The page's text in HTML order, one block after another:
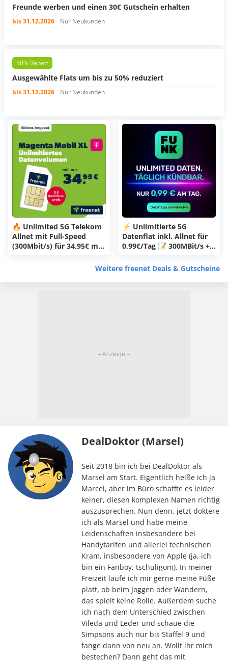
Freunde werben und einen 30€ Gutschein erhalten
bis 31.12.2026 Nur Neukunden
50% Rabatt
Ausgewählte Flats um bis zu 50% reduziert
bis 31.12.2026 Nur Neukunden
🔥 Unlimited 5G Telekom
Allnet mit Full-Speed
(300Mbit/s) für 34,95€ mtl.
(Telekom MagentaMobil
⚡️ Unlimitierte 5G
Datenflat inkl. Allnet für
0,99€/Tag 📝 300MBit/s +
(freenet FUNK im o2-Netz)
Weitere freenet Deals & Gutscheine
DealDoktor (Marsel)
Seit 2018 bin ich bei DealDoktor als
Marsel am Start. Eigentlich heiße ich ja
Marcel, aber im Büro schaffte es leider
keiner, diesen komplexen Namen richtig
auszusprechen. Nun denn, jetzt doktere
ich als Marsel und habe meine
Leidenschaften insbesondere bei
Handytarifen und allerlei technischen
Kram, insbesondere von Apple (ja, ich
bin ein Fanboy, tschuligom). In meiner
Freizeit laufe ich mir gerne meine Füße
platt, ob beim Joggen oder Wandern,
das spielt keine Rolle. Außerdem suche
ich nach dem Unterschied zwischen
Vileda und Leder und schaue die
Simpsons auch nur bis Staffel 9 und
fange dann von neu an. Wollt ihr mich
bestechen? Dann geht das mit